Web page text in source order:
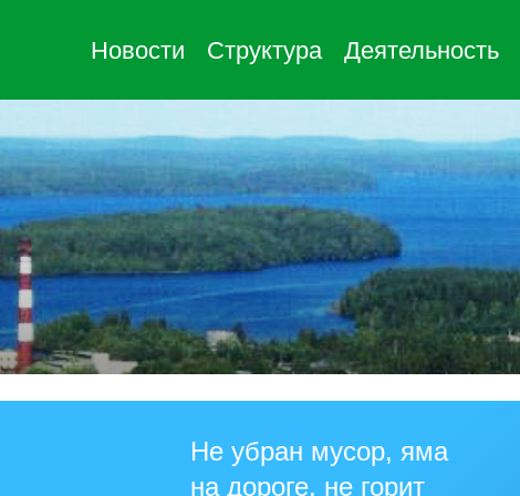
Новости Структура Деятельность
Не убран мусор, яма
на дороге, не горит